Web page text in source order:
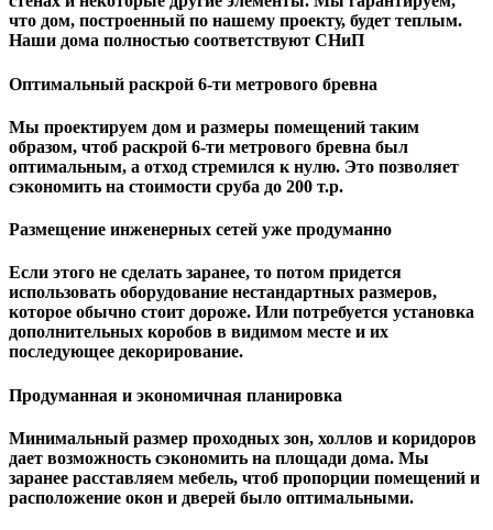
чтo дом, построенный по нашему проекту, будет теплым.
Наши дома полностью соответствуют СНиП
Оптимальный раскрой 6-ти метрового бревна
Мы проектируем дом и размеры помещений таким
образом, чтоб раскрой 6-ти метрового бревна был
оптимальным, а отход стремился к нулю. Это позволяет
сэкономить на стоимости сруба до 200 т.р.
Размещение инженерных сетей уже продуманно
Если этого не сделать заранее, то потом придется
использовать оборудование нестандартных размеров,
которое обычно стоит дороже. Или потребуется установка
дополнительных коробов в видимом месте и их
последующее декорирование.
Продуманная и экономичная планировка
Минимальный размер проходных зон, холлов и коридоров
дает возможность сэкономить на площади дома. Мы
заранее расставляем мебель, чтоб пропорции помещений и
расположение окон и дверей было оптимальными.